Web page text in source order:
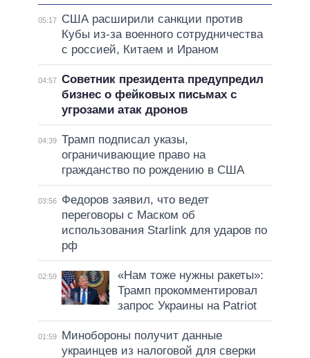
05:17
США расширили санкции против
Кубы из-за военного сотрудничества
с россией, Китаем и Ираном
04:57 Советник президента предупредил
бизнес о фейковых письмах с
угрозами атак дронов
04:39 Трамп подписал указы,
ограничивающие право на
гражданство по рождению в США
03:56
Федоров заявил, что ведет
переговоры с Маском об
использования Starlink для ударов по
рф
02:59
«Нам тоже нужны ракеты»:
Трамп прокомментировал
запрос Украины на Patriot
01:59
Минобороны получит данные
украинцев из налоговой для сверки